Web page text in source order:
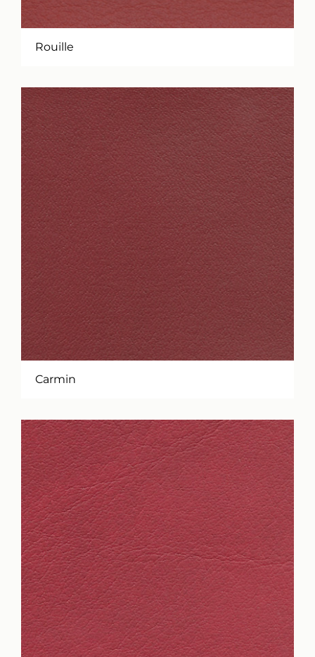
Rouille
Carmin